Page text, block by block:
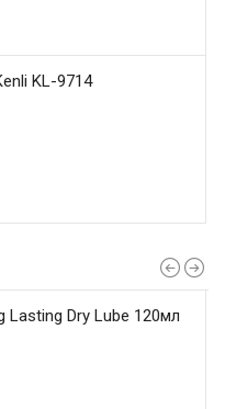
KL-9714
Lasting Dry Lube 120мл